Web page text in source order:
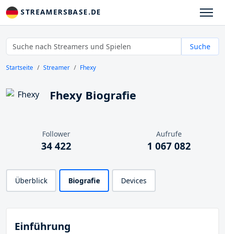
STREAMERSBASE.DE
Suche
Startseite Streamer Fhexy
Fhexy Biografie
Follower
34 422
Aufrufe
1 067 082
Überblick Biografie Devices
Einführung